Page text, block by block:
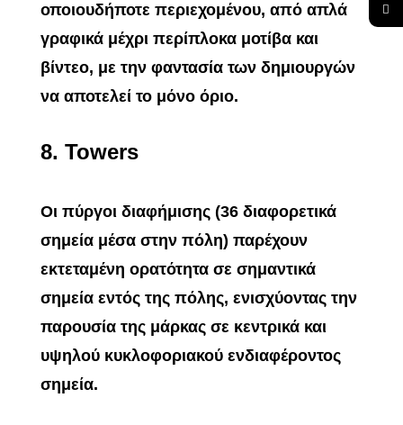
οποιουδήποτε περιεχομένου, από απλά
γραφικά μέχρι περίπλοκα μοτίβα και
βίντεο, με την φαντασία των δημιουργών
να αποτελεί το μόνο όριο.
8. Towers
Οι πύργοι διαφήμισης (36 διαφορετικά
σημεία μέσα στην πόλη) παρέχουν
εκτεταμένη ορατότητα σε σημαντικά
σημεία εντός της πόλης, ενισχύοντας την
παρουσία της μάρκας σε κεντρικά και
υψηλού κυκλοφοριακού ενδιαφέροντος
σημεία.